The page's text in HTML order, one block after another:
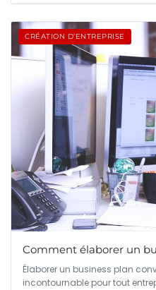
CRÉATION D’ENTREPRISE
Comment élaborer un
Élaborer un business plan
incontournable pour tout